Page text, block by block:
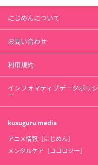
にじめんについて
お問い合わせ
利用規約
インフォマティブデータポリシ
ー
kusuguru media
アニメ情報［にじめん］
メンタルケア［ココロジー］